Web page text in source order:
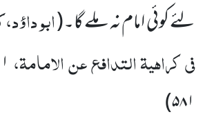
لئے کوئی امام نہ ملے گا۔(ابو
فی کراہیۃ التدافع عن الامامۃ، ۱
۵۸۱)